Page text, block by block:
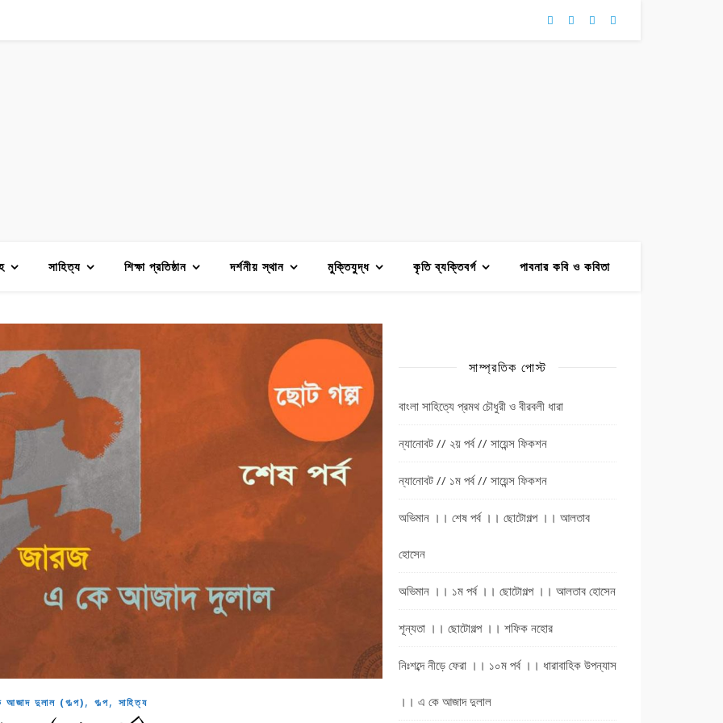
সাহিত্য শিক্ষা প্রতিষ্ঠান দর্শনীয় স্থান মুক্তিযুদ্ধ কৃতি ব্যক্তিবর্গ পাবনার কবি ও কবিতা
আজাদ দুলাল (গল্প), গল্প, সাহিত্য
সাম্প্রতিক পোস্ট
বাংলা সাহিত্যে প্রমথ চৌধুরী ও বীরবলী ধারা
ন্যানোবট // ২য় পর্ব // সায়েন্স ফিকশন
ন্যানোবট // ১ম পর্ব // সায়েন্স ফিকশন
অভিমান ।। শেষ পর্ব ।। ছোটোগল্প ।। আলতাব
হোসেন
অভিমান ।। ১ম পর্ব ।। ছোটোগল্প ।। আলতাব হোসেন
শূন্যতা ।। ছোটোগল্প ।। শফিক নহোর
নিঃশব্দে নীড়ে ফেরা ।। ১০ম পর্ব ।। ধারাবাহিক উপন্যাস
।। এ কে আজাদ দুলাল